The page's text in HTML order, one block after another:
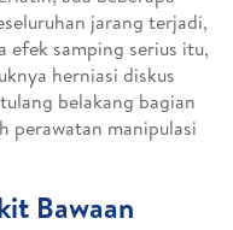
jarang terjadi,
efek samping serius itu,
herniasi diskus
belakang bagian
perawatan manipulasi
Bawaan